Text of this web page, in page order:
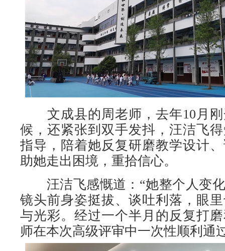
文成县的周老师，去年10月刚
候，还紧张到双手发抖，汪洁飞
指导，陪着她反复研磨教学设计
助她走出困境，重拾信心。
汪洁飞感慨道：“她整个人变化
镜头前身姿挺拔、谈吐利落，眼
与光彩。经过一个半月的反复打
师在本次高级评审中一次性顺利通